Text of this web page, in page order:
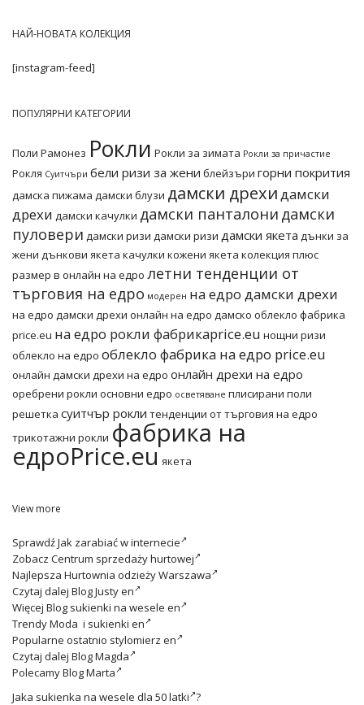
НАЙ-НОВАТА КОЛЕКЦИЯ
[instagram-feed]
ПОПУЛЯРНИ КАТЕГОРИИ
Поли Рамонез Рокли Рокли за зимата Рокли за причастие
Рокля Суитчъри бели ризи за жени блейзъри горни покрития
дамска пижама дамски блузи дамски дрехидамски
дрехи дамски качулки дамски панталони дамски
пуловери дамски ризи дамски ризи дамски якета дънки за
жени дънкови якета качулки кожени якета колекция плюс
размер в онлайн на едро летни тенденции от
търговия на едро модерен на едро дамски дрехи
на едро дамски дрехи онлайн на едро дамско облекло фабрика
price.eu на едро рокли фабрикаprice.eu нощни ризи
облекло на едро облекло фабрика на едро price.eu
онлайн дамски дрехи на едро онлайн дрехи на едро
оребрени рокли основни едро осветяване плисирани поли
решетка суитчър рокли тенденции от търговия на едро
трикотажни рокли фабрика на
едроPrice.euякета
View more
SprawdźJak zarabiać w internecie
Zobacz Centrum sprzedaży hurtowej
Najlepsza Hurtownia odzieży Warszawa
Czytaj dalej Blog Justy en
Więcej Blog sukienki na wesele en
TrendyModa i sukienki en
Popularne ostatnio stylomierz en
Czytaj dalej Blog Magda
PolecamyBlog Marta
Jaka sukienka na wesele dla 50 latki ?